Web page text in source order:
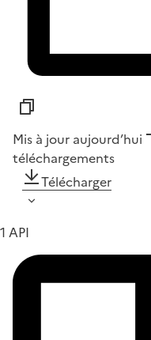
Mis à jour aujourd’hui
téléchargements
Télécharger
1 API